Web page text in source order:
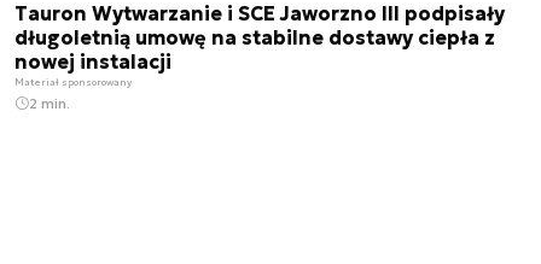
Tauron Wytwarzanie i SCE Jaworzno III podpisały
długoletnią umowę na stabilne dostawy ciepła z
nowej instalacji
Materiał sponsorowany
2 min.